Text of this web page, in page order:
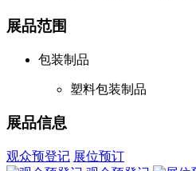
展品范围
包装制品
塑料包装制品
展品信息
观众预登记 展位预订